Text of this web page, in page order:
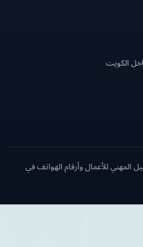
للأعمال وأرقام الهواتف في